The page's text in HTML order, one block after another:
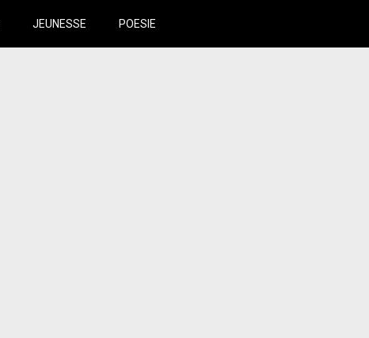
JEUNESSE POESIE